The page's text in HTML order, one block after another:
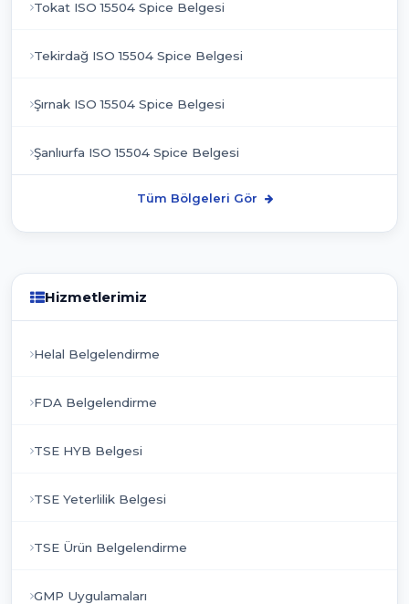
Tokat ISO 15504 Spice Belgesi
Tekirdağ ISO 15504 Spice Belgesi
Şırnak ISO 15504 Spice Belgesi
Şanlıurfa ISO 15504 Spice Belgesi
Tüm Bölgeleri Gör
Hizmetlerimiz
Helal Belgelendirme
FDA Belgelendirme
TSE HYB Belgesi
TSE Yeterlilik Belgesi
TSE Ürün Belgelendirme
GMP Uygulamaları